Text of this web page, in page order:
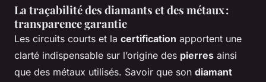
La traçabilité des diamants et des métaux :
transparence garantie
Les circuits courts et la certification apportent une
clarté indispensable sur l’origine des pierres ainsi
que des métaux utilisés. Savoir que son diamant